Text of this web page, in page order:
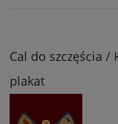
Cal do szczęścia /
plakat